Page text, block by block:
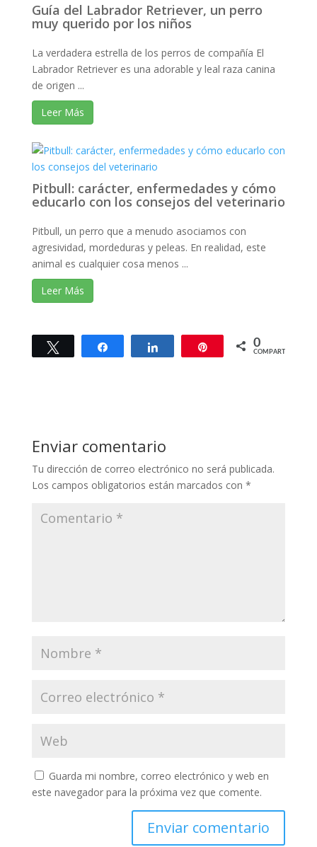
Guía del Labrador Retriever, un perro
muy querido por los niños
La verdadera estrella de los perros de compañía El
Labrador Retriever es una adorable y leal raza canina
de origen ...
Leer Más
Pitbull: carácter, enfermedades y cómo
educarlo con los consejos del veterinario
Pitbull, un perro que a menudo asociamos con
agresividad, mordeduras y peleas. En realidad, este
animal es cualquier cosa menos ...
Leer Más
Twittear Compartir Compartir 0
COMPARTIR
Enviar comentario
Tu dirección de correo electrónico no será publicada.
Los campos obligatorios están marcados con *
Guarda mi nombre, correo electrónico y web en
este navegador para la próxima vez que comente.